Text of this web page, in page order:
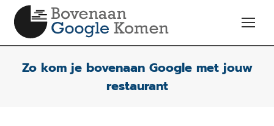
Zo kom je bovenaan Google met jouw
restaurant